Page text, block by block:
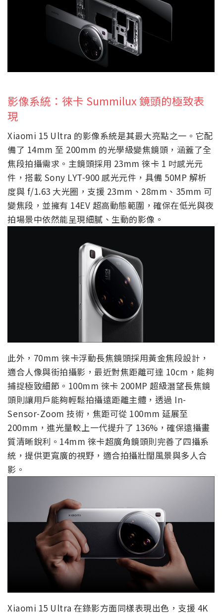
影像系統：徠卡 Summilux 鏡頭的極致表
現
Xiaomi 15 Ultra 的影像系統是其最大亮點之一。它配
備了 14mm 至 200mm 的光學級變焦鏡頭，涵蓋了全
焦段拍攝需求。主鏡頭採用 23mm 徠卡 1 吋感光元
件，搭載 Sony LYT-900 感光元件，具備 50MP 解析
度與 f/1.63 大光圈，支援 23mm、28mm、35mm 可
變焦段，並擁有 14EV 超高動態範圍，確保在低光與夜
拍場景中依然能呈現細膩、生動的影像。
此外，70mm 徠卡浮動長焦鏡頭採用黃金焦段設計，
適合人像與街拍攝影，最近對焦距離可達 10cm，能夠
捕捉極致細節。100mm 徠卡 200MP 超級潛望長焦鏡
頭則讓用戶能夠輕鬆拍攝遠距離主體，透過 In-
Sensor-Zoom 技術，焦距可從 100mm 延展至
200mm，進光量較上一代提升了 136%，確保遠攝畫
質清晰銳利。14mm 徠卡超廣角鏡頭則完善了四攝系
統，提供更寬廣的視野，適合拍攝壯闊風景與多人合
影。
Xiaomi 15 Ultra 在錄影方面同樣表現出色，支援 4K